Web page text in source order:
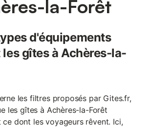
la-Forêt
d'équipements
gîtes à Achères-la-
les filtres proposés par Gites.fr,
les gîtes à Achères-la-Forêt
dont les voyageurs rêvent. Ici,